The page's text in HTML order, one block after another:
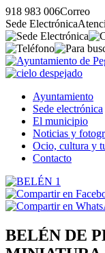
918 983 006Correo
Sede Electrónica
Ayuntamiento
Sede electrónica
El municipio
Noticias y
Ocio, cultura y
Contacto
BELÉN DE